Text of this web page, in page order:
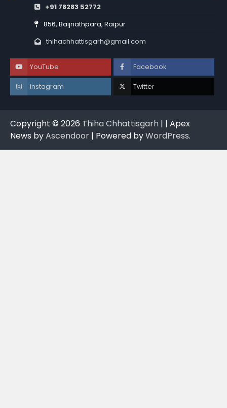
+91 78283 52772
856, Baijnathpara, Raipur
thihachhattisgarh@gmail.com
YouTube Facebook
Instagram Twitter
Copyright © 2026 Thiha Chhattisgarh | | Apex
News byAscendoor | Powered byWordPress.